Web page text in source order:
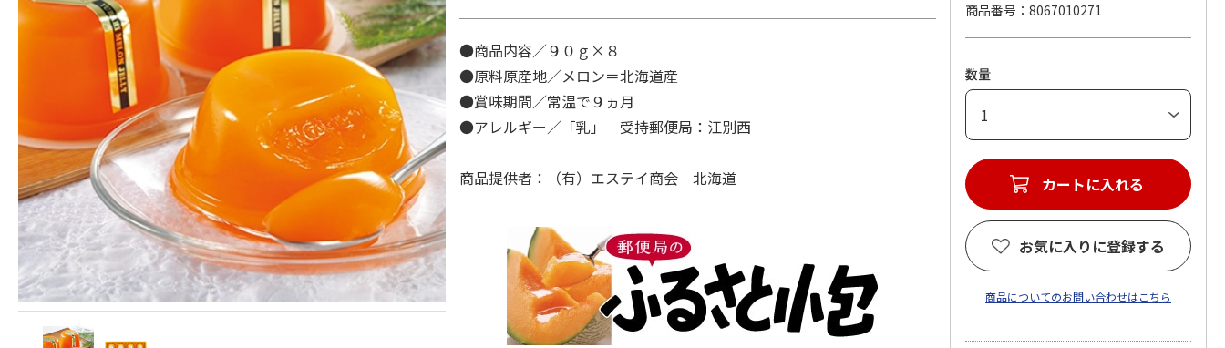
●商品内容／９０ｇ×８
●原料原産地／メロン＝北海道産
●賞味期間／常温で９ヵ月
●アレルギー／「乳」 受持郵便局：江別西
商品提供者：（有）エステイ商会 北海道
商品番号
8067010271
数量
カートに入れる
お気に入りに登録する
商品についてのお問い合わせはこちら